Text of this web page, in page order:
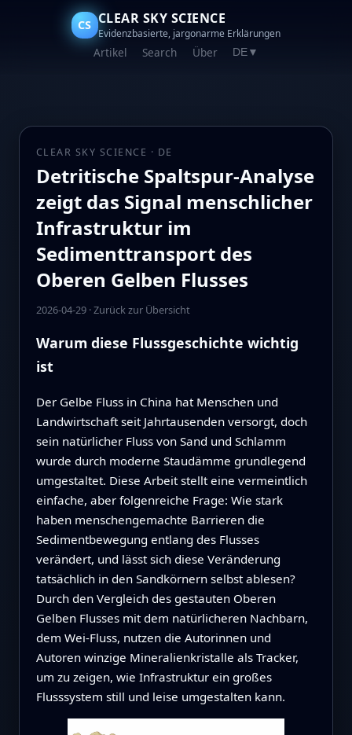
CS CLEAR SKY SCIENCE
Evidenzbasierte, jargonarme Erklärungen
Artikel Search Über DE▼
CLEAR SKY SCIENCE · DE
Detritische Spaltspur-Analyse
zeigt das Signal menschlicher
Infrastruktur im
Sedimenttransport des
Oberen Gelben Flusses
2026-04-29·Zurück zur Übersicht
Warum diese Flussgeschichte wichtig
ist
Der Gelbe Fluss in China hat Menschen und
Landwirtschaft seit Jahrtausenden versorgt, doch
sein natürlicher Fluss von Sand und Schlamm
wurde durch moderne Staudämme grundlegend
umgestaltet. Diese Arbeit stellt eine vermeintlich
einfache, aber folgenreiche Frage: Wie stark
haben menschengemachte Barrieren die
Sedimentbewegung entlang des Flusses
verändert, und lässt sich diese Veränderung
tatsächlich in den Sandkörnern selbst ablesen?
Durch den Vergleich des gestauten Oberen
Gelben Flusses mit dem natürlicheren Nachbarn,
dem Wei-Fluss, nutzen die Autorinnen und
Autoren winzige Mineralienkristalle als Tracker,
um zu zeigen, wie Infrastruktur ein großes
Flusssystem still und leise umgestalten kann.